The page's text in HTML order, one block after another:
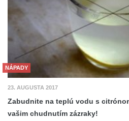
NÁPADY
23. AUGUSTA 2017
Zabudnite na teplú vodu s
vašim chudnutím zázraky!